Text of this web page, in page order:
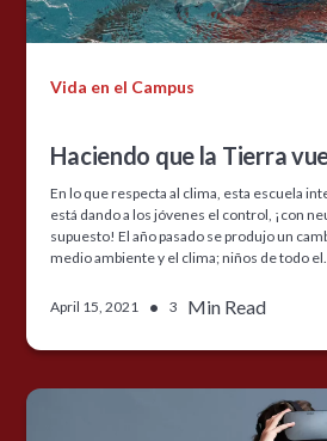
Vida en el Campus
Haciendo que la Tierra
En lo que respecta al clima, esta escuela
está dando a los jóvenes el control, ¡con
supuesto! El año pasado se produjo un
medio ambiente y el clima; niños de todo el...
April 15, 2021 • 3 Min Read